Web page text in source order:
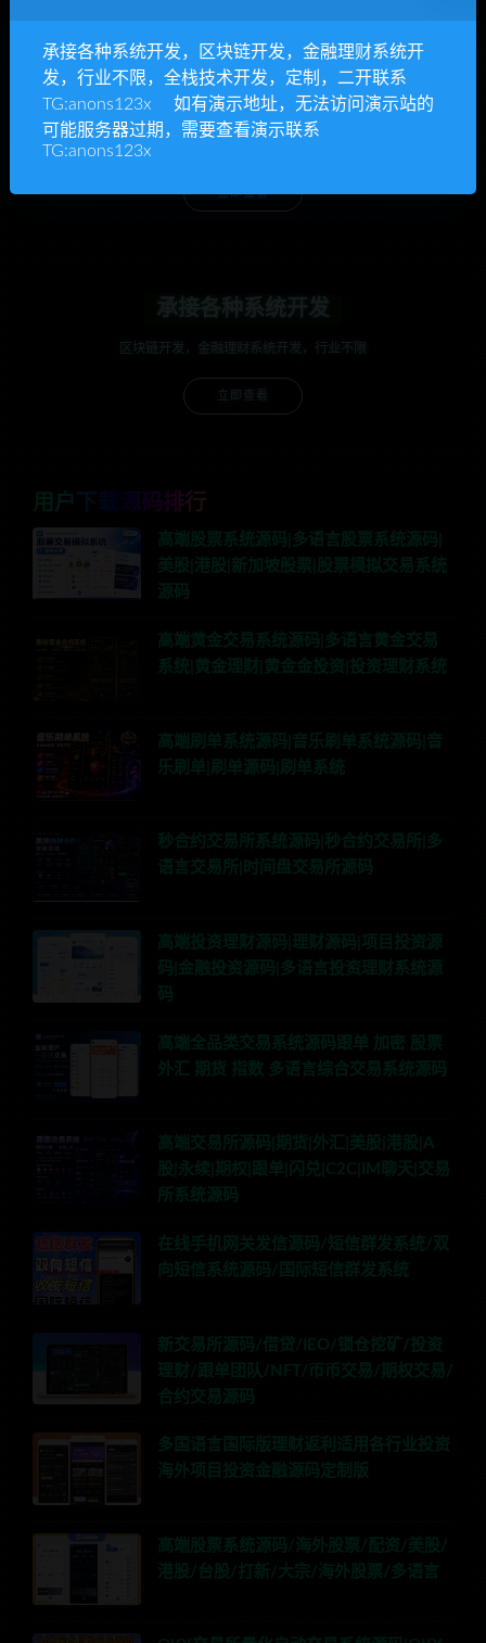
anons123x
开通VIP或充值联系Telegram客服
立即查看
承接各种系统开发
区块链开发，金融理财系统开发，行业不限
立即查看
用户下载源码排行
高端股票系统源码|多语言股票系统源码|
美股|港股|新加坡股票|股票模拟交易系统
源码
高端黄金交易系统源码|多语言黄金交易
系统|黄金理财|黄金金投资|投资理财系统
高端刷单系统源码|音乐刷单系统源码|音
乐刷单|刷单源码|刷单系统
秒合约交易所系统源码|秒合约交易所|多
语言交易所|时间盘交易所源码
高端投资理财源码|理财源码|项目投资源
码|金融投资源码|多语言投资理财系统源
码
高端全品类交易系统源码跟单 加密 股票
外汇 期货 指数 多语言综合交易系统源码
高端交易所源码|期货|外汇|美股|港股|A
股|永续|期权|跟单|闪兑|C2C|IM聊天|交易
所系统源码
在线手机网关发信源码/短信群发系统/双
向短信系统源码/国际短信群发系统
新交易所源码/借贷/IEO/锁仓挖矿/投资
理财/跟单团队/NFT/币币交易/期权交易/
合约交易源码
多国语言国际版理财返利适用各行业投资
海外项目投资金融源码定制版
高端股票系统源码/海外股票/配资/美股/
港股/台股/打新/大宗/海外股票/多语言
承接各种系统开发，区块链开发，金融理财系统开
发，行业不限，全栈技术开发，定制，二开联系
TG:anons123x 如有演示地址，无法访问演示站的
可能服务器过期，需要查看演示联系
TG:anons123x